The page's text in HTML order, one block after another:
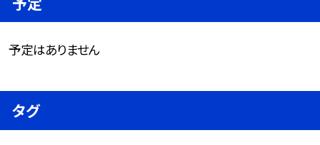
予定はありません
タグ